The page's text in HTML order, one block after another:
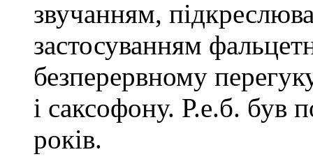
звучанням,
застосуванням
безперервному
і саксофону. Р.е.б. був
років.